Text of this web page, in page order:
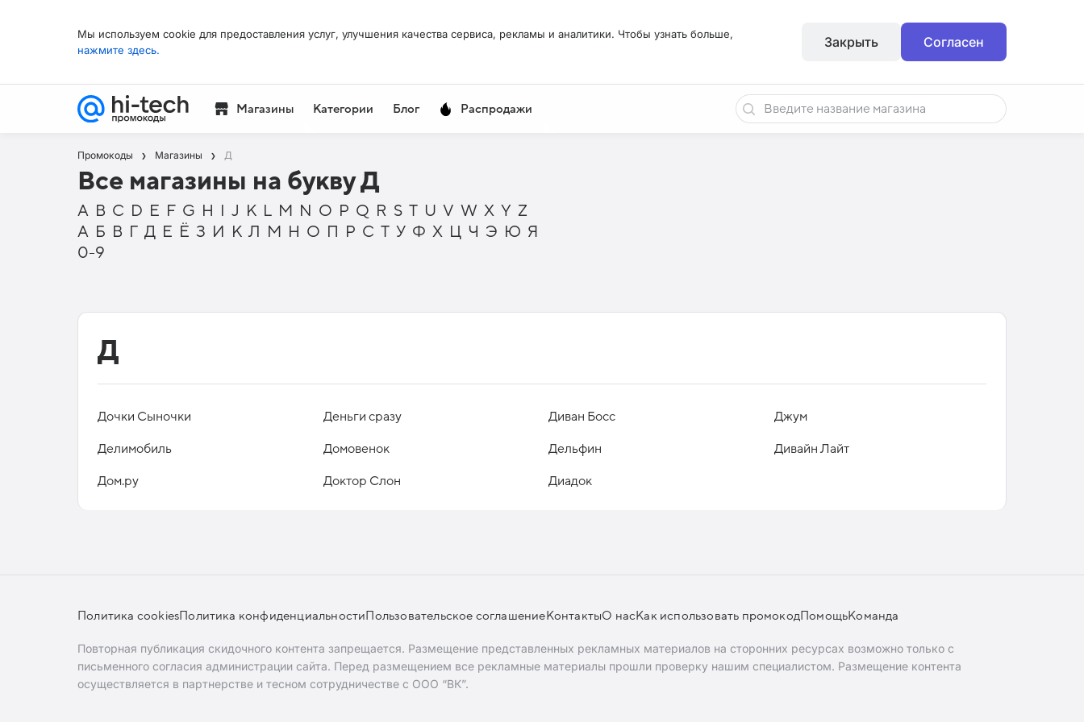
Мы используем cookie для предоставления услуг, улучшения качества сервиса, рекламы и аналитики. Чтобы узнать больше,
нажмите здесь.
Закрыть Согласен
Магазины Категории Блог Распродажи
Промокоды Магазины Д
Все магазины на букву Д
A B C D E F G H J K L M N O P Q R S T U V W X Y Z
А Б В Г Д Е Ё З И К Л М Н О П Р С Т У Ф Х Ц Ч Э Ю Я
0-9
Д
Дочки Сыночки Деньги сразу Диван Босс Джум
Делимобиль Домовенок Дельфин Дивайн Лайт
Дом.ру Доктор Слон Диадок
Политика cookiesПолитика конфиденциальностиПользовательское соглашениеКонтактыО насКак использовать промокодПомощьКоманда
Повторная публикация скидочного контента запрещается. Размещение представленных рекламных материалов на сторонних ресурсах возможно только с
письменного согласия администрации сайта. Перед размещением все рекламные материалы прошли проверку нашим специалистом. Размещение контента
осуществляется в партнерстве и тесном сотрудничестве с ООО “ВК”.